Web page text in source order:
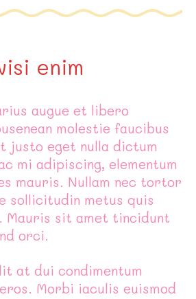
enim
augue et libero
molestie faucibus
justo eget nulla dictum
mi adipiscing, elementum
mauris. Nullam nec tortor
sollicitudin metus quis
Mauris sit amet tincidunt
orci.
at dui condimentum
Morbi iaculis euismod